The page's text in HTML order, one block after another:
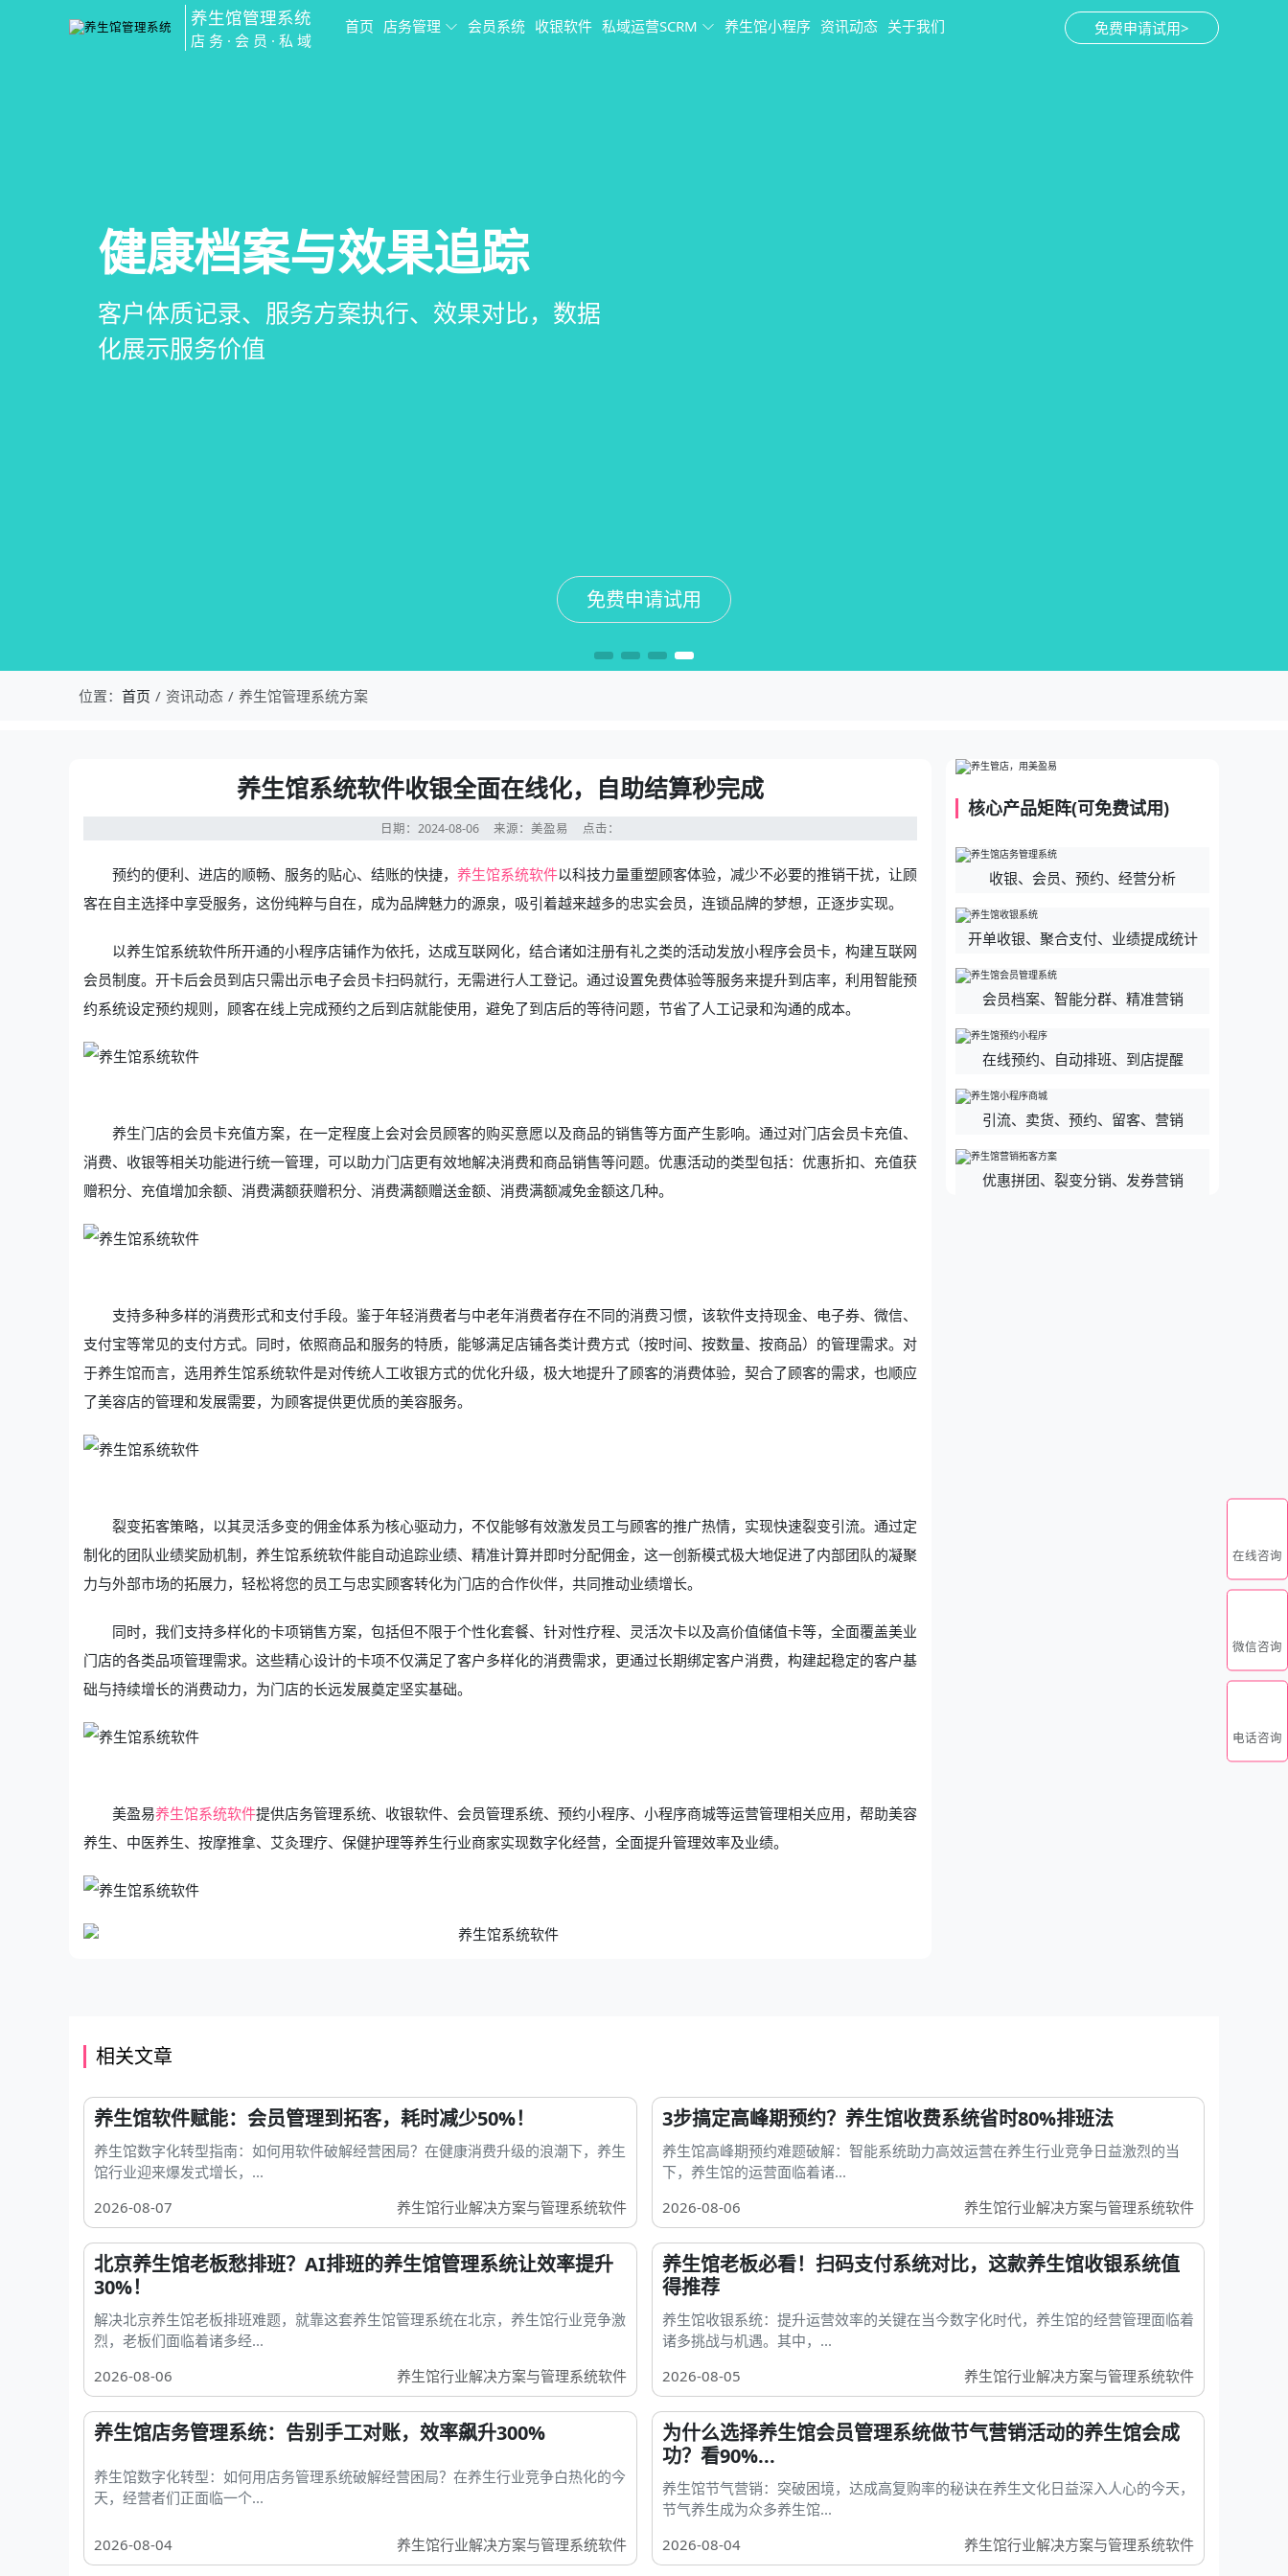
养生馆管理系统
店务·会员·私域
免费申请试用>
首页 店务管理 会员系统 收银软件 私域运营SCRM 养生馆小程序 资讯动态 关于我们
会员营销&锁客
会员积分、套餐定制、精准营销、客户关怀，提
升复购率与客单价
免费申请试用
预约与工位管理
在线预约、智能排班、技师调度、房间/床位状态
一目了然，提升资源利用率
免费申请试用
健康档案与效果追踪
客户体质记录、服务方案执行、效果对比，数据
化展示服务价值
免费申请试用
智慧养生馆管理系统
一站式解决养生馆预约、服务、会员、财务、营
销全流程数字化管理
免费申请试用
位置： 首页 资讯动态 养生馆管理系统方案
养生馆系统软件收银全面在线化，自助结算秒完成
日期：2024-08-06 来源：美盈易 点击：
预约的便利、进店的顺畅、服务的贴心、结账的快捷， 养生馆系统软件以科技力量重塑顾客体验，减少不必要的推销干扰，让顾
客在自主选择中享受服务，这份纯粹与自在，成为品牌魅力的源泉，吸引着越来越多的忠实会员，连锁品牌的梦想，正逐步实现。
以养生馆系统软件所开通的小程序店铺作为依托，达成互联网化，结合诸如注册有礼之类的活动发放小程序会员卡，构建互联网
会员制度。开卡后会员到店只需出示电子会员卡扫码就行，无需进行人工登记。通过设置免费体验等服务来提升到店率，利用智能预
约系统设定预约规则，顾客在线上完成预约之后到店就能使用，避免了到店后的等待问题，节省了人工记录和沟通的成本。
养生门店的会员卡充值方案，在一定程度上会对会员顾客的购买意愿以及商品的销售等方面产生影响。通过对门店会员卡充值、
消费、收银等相关功能进行统一管理，可以助力门店更有效地解决消费和商品销售等问题。优惠活动的类型包括：优惠折扣、充值获
赠积分、充值增加余额、消费满额获赠积分、消费满额赠送金额、消费满额减免金额这几种。
支持多种多样的消费形式和支付手段。鉴于年轻消费者与中老年消费者存在不同的消费习惯，该软件支持现金、电子券、微信、
支付宝等常见的支付方式。同时，依照商品和服务的特质，能够满足店铺各类计费方式（按时间、按数量、按商品）的管理需求。对
于养生馆而言，选用养生馆系统软件是对传统人工收银方式的优化升级，极大地提升了顾客的消费体验，契合了顾客的需求，也顺应
了美容店的管理和发展需要，为顾客提供更优质的美容服务。
裂变拓客策略，以其灵活多变的佣金体系为核心驱动力，不仅能够有效激发员工与顾客的推广热情，实现快速裂变引流。通过定
制化的团队业绩奖励机制，养生馆系统软件能自动追踪业绩、精准计算并即时分配佣金，这一创新模式极大地促进了内部团队的凝聚
力与外部市场的拓展力，轻松将您的员工与忠实顾客转化为门店的合作伙伴，共同推动业绩增长。
同时，我们支持多样化的卡项销售方案，包括但不限于个性化套餐、针对性疗程、灵活次卡以及高价值储值卡等，全面覆盖美业
门店的各类品项管理需求。这些精心设计的卡项不仅满足了客户多样化的消费需求，更通过长期绑定客户消费，构建起稳定的客户基
础与持续增长的消费动力，为门店的长远发展奠定坚实基础。
美盈易养生馆系统软件提供店务管理系统、收银软件、会员管理系统、预约小程序、小程序商城等运营管理相关应用，帮助美容
养生、中医养生、按摩推拿、艾灸理疗、保健护理等养生行业商家实现数字化经营，全面提升管理效率及业绩。
核心产品矩阵(可免费试用)
收银、会员、预约、经营分析
开单收银、聚合支付、业绩提成统计
会员档案、智能分群、精准营销
在线预约、自动排班、到店提醒
引流、卖货、预约、留客、营销
优惠拼团、裂变分销、发券营销
相关文章
养生馆软件赋能：会员管理到拓客，耗时减少50%！
养生馆数字化转型指南：如何用软件破解经营困局？在健康消费升级的浪潮下，养生
馆行业迎来爆发式增长，...
2026-08-07
养生馆行业解决方案与管理系统软件
3步搞定高峰期预约？养生馆收费系统省时80%排班法
养生馆高峰期预约难题破解：智能系统助力高效运营在养生行业竞争日益激烈的当
下，养生馆的运营面临着诸...
2026-08-06
养生馆行业解决方案与管理系统软件
北京养生馆老板愁排班？AI排班的养生馆管理系统让效率提升
30%！
解决北京养生馆老板排班难题，就靠这套养生馆管理系统在北京，养生馆行业竞争激
烈，老板们面临着诸多经...
2026-08-06
养生馆行业解决方案与管理系统软件
养生馆老板必看！扫码支付系统对比，这款养生馆收银系统值
得推荐
养生馆收银系统：提升运营效率的关键在当今数字化时代，养生馆的经营管理面临着
诸多挑战与机遇。其中，...
2026-08-05
养生馆行业解决方案与管理系统软件
养生馆店务管理系统：告别手工对账，效率飙升300%
养生馆数字化转型：如何用店务管理系统破解经营困局？在养生行业竞争白热化的今
天，经营者们正面临一个...
2026-08-04 养生馆行业解决方案与管理系统软件
为什么选择养生馆会员管理系统做节气营销活动的养生馆会成
功？看90%...
养生馆节气营销：突破困境，达成高复购率的秘诀在养生文化日益深入人心的今天，
节气养生成为众多养生馆...
2026-08-04
养生馆行业解决方案与管理系统软件
在线咨询
微信咨询
电话咨询